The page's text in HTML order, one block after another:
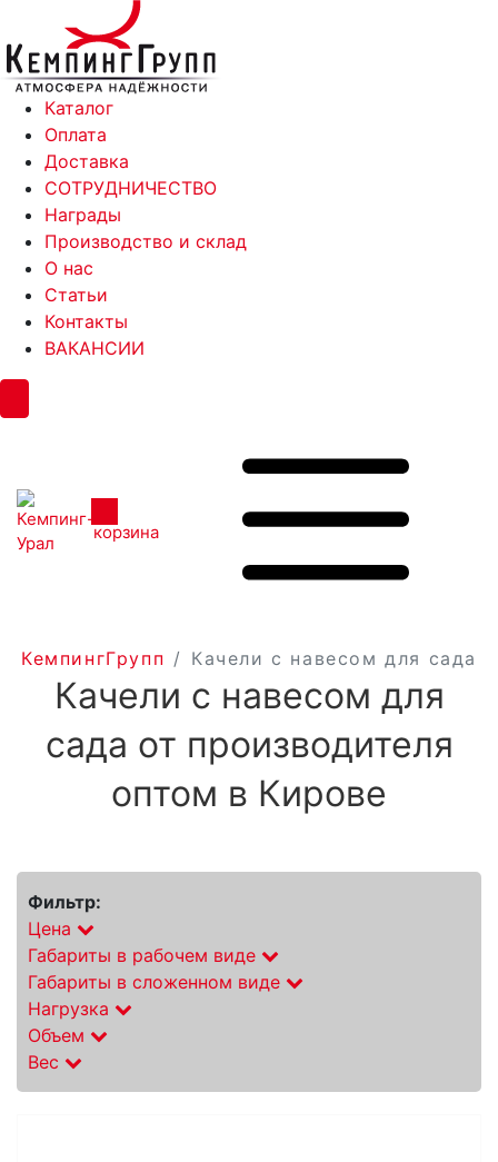
Каталог
Оплата
Доставка
СОТРУДНИЧЕСТВО
Награды
Производство и склад
О нас
Статьи
Контакты
ВАКАНСИИ
КемпингГрупп Качели с навесом для сада
Качели с навесом для
сада от производителя
оптом в Кирове
Фильтр:
Цена
Габариты в рабочем виде
Габариты в сложенном виде
Нагрузка
Объем
Вес